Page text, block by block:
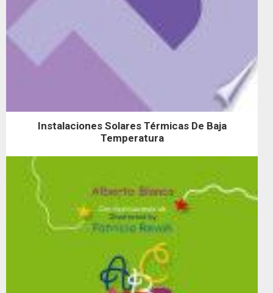
Instalaciones Solares Térmicas De Baja
Temperatura